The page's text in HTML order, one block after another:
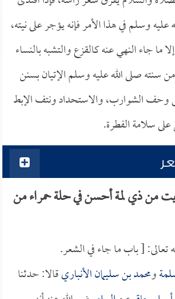
عليه وسلم في هذا الأمر فإنه يؤجر على نيته،
ما جاء النهي عنه كالقزع والتشبه بالنساء
سنته صلى الله عليه وسلم الإتيان بسنن
وحف الشوارب، والاستحداد ونتف الإبط
سلامة الفطرة.
من ذي لمة أحسن في حلة حمراء من
تعالى: [ باب ما جاء في الشعر.
ومحمد بن سليمان الأنباريقالا: حدثنا